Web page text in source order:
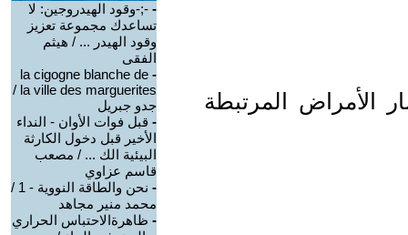
الأمراض المرتبطة
- ‫-;-وقود الهيدروجين: لا
تساعدك مجموعة تعزيز
وقود الهيدر ... / هيثم
الفقى
-
la cigogne blanche de
la ville des marguerites /
جدو جبريل
- قبل فوات الأوان - النداء
الأخير قبل دخول الكارثة
البيئية الك ... / مصعب
قاسم عزاوي
-
نحن والطاقة النووية - 1 /
محمد منير مجاهد
- ظاهرةالاحتباس الحراري